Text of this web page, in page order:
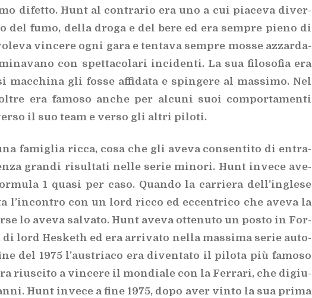
di­fet­to. Hunt al con­tra­rio era uno a cui pia­ce­va di­ver­
fumo, del­la dro­ga e del bere ed era sem­pre pie­no di
vin­ce­re ogni gara e ten­ta­va sem­pre mos­se az­zar­da­
con spet­ta­co­la­ri in­ci­den­ti. La sua fi­lo­so­fia era
mac­chi­na gli fos­se af­fi­da­ta e spin­ge­re al mas­si­mo. Nel
era fa­mo­so an­che per al­cu­ni suoi com­por­ta­men­ti
il suo team e ver­so gli al­tri pi­lo­ti.
fa­mi­glia ric­ca, cosa che gli ave­va con­sen­ti­to di en­tra­
gran­di ri­sul­ta­ti nel­le se­rie mi­no­ri. Hunt in­ve­ce ave­
1 qua­si per caso. Quan­do la car­rie­ra del­l’in­gle­se
l’in­con­tro con un lord ric­co ed ec­cen­tri­co che ave­va la
lo ave­va sal­va­to. Hunt ave­va ot­te­nu­to un po­sto in For­
di lord He­ske­th ed era ar­ri­va­to nel­la mas­si­ma se­rie au­to­
del 1975 l’au­stria­co era di­ven­ta­to il pi­lo­ta più fa­mo­so
riu­sci­to a vin­ce­re il mon­dia­le con la Fer­ra­ri, che di­giu­
Hunt in­ve­ce a fine 1975, dopo aver vin­to la sua pri­ma